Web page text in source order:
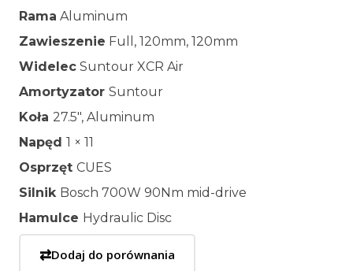
Rama Aluminum
Zawieszenie Full, 120mm, 120mm
Widelec Suntour XCR Air
Amortyzator Suntour
Koła 27.5″, Aluminum
Napęd 1 × 11
Osprzęt CUES
Silnik Bosch 700W 90Nm mid-drive
Hamulce Hydraulic Disc
⇄Dodaj do porównania